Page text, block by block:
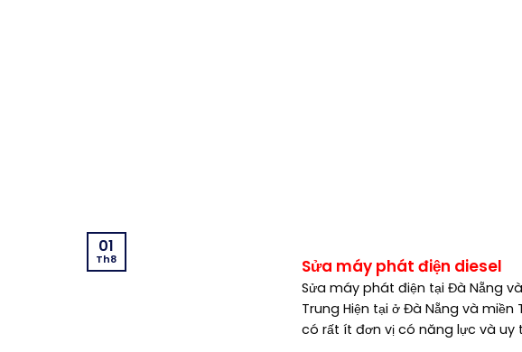
Sửa máy phát điện diesel
Sửa máy phát điện tại Đà Nẵng
Trung Hiện tại ở Đà Nẵng và miền
có rất ít đơn vị có năng lực và uy
01
Th8